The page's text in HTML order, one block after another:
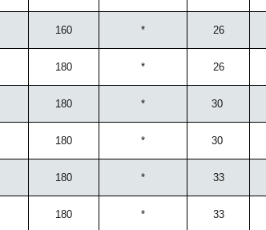
160 * 26
180 * 26
180 * 30
180 * 30
180 * 33
180 * 33